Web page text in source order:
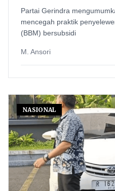
Partai Gerindra
mencegah praktik
(BBM) bersubsidi
M. Ansori
NASIONAL